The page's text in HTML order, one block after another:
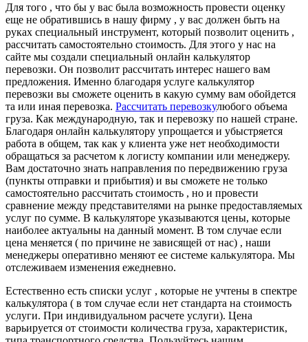
Для того , что бы у вас была возможность провести оценку
еще не обратившись в нашу фирму , у вас должен быть на
руках специальный инструмент, который позволит оценить ,
рассчитать самостоятельно стоимость. Для этого у нас на
сайте мы создали специальный онлайн калькулятор
перевозки. Он позволит рассчитать интерес нашего вам
предложения. Именно благодаря услуге калькулятор
перевозки вы сможете оценить в какую сумму вам обойдется
та или иная перевозка. Рассчитать перевозкулюбого объема
груза. Как международную, так и перевозку по нашей стране.
Благодаря онлайн калькулятору упрощается и убыстряется
работа в общем, так как у клиента уже нет необходимости
обращаться за расчетом к логисту компании или менеджеру.
Вам достаточно знать направления по передвижению груза
(пункты отправки и прибытия) и вы сможете не только
самостоятельно рассчитать стоимость , но и провести
сравнение между представителями на рынке предоставляемых
услуг по сумме. В калькуляторе указываются цены, которые
наиболее актуальны на данный момент. В том случае если
цена меняется ( по причине не зависящей от нас) , наши
менеджеры оперативно меняют ее системе калькулятора. Мы
отслеживаем изменения ежедневно.
Естественно есть списки услуг , которые не учтены в спектре
калькулятора ( в том случае если нет стандарта на стоимость
услуги. При индивидуальном расчете услуги). Цена
варьируется от стоимости количества груза, характеристик,